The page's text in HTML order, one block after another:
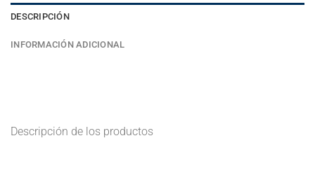
DESCRIPCIÓN
INFORMACIÓN ADICIONAL
Descripción de los productos